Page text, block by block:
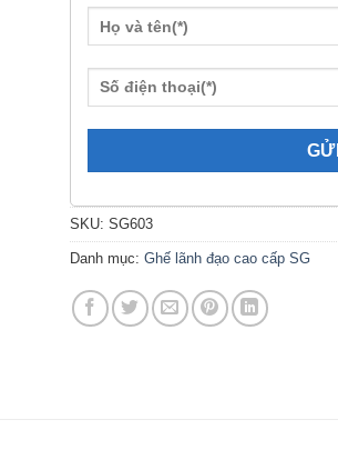
SKU: SG603
Danh mục: Ghế lãnh đạo cao cấp SG